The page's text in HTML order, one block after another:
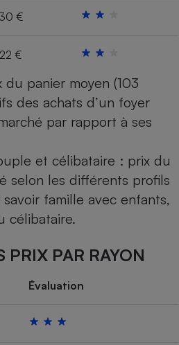
€
€
panier moyen (103
des achats d’un foyer
par rapport à ses
et célibataire : prix du
selon les différents profils
famille avec enfants,
célibataire.
PRIX PAR RAYON
Évaluation